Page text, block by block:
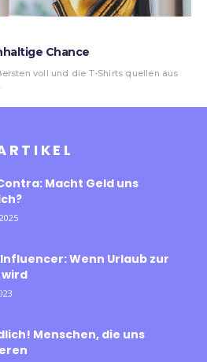
Chance
voll und die T-Shirts quellen aus
Macht Geld uns
Wenn Urlaub zur
Menschen, die uns